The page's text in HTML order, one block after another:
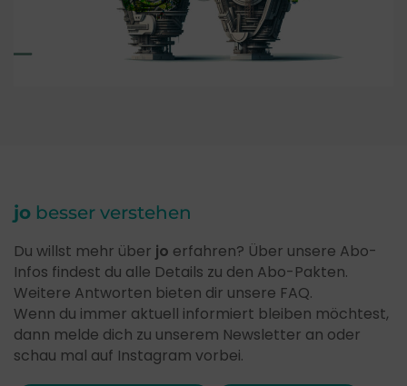
jo besser verstehen
Du willst mehr über jo erfahren? Über unsere Abo-
Infos findest du alle Details zu den Abo-Pakten.
Weitere Antworten bieten dir unsere FAQ.
Wenn du immer aktuell informiert bleiben möchtest,
dann melde dich zu unserem Newsletter an oder
schau mal auf Instagram vorbei.